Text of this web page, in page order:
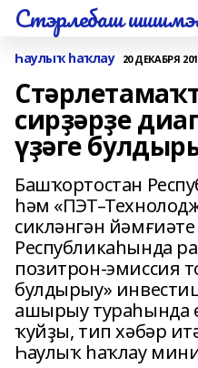
Стэрлебаш
Һаулыҡ һаҡлау 20 ДЕКАБРЯ
сирҙәрҙе
үҙәге
Башҡортостан
һәм
сикләнгән
Республикаһында
позитрон-эмиссия
булдырыу»
ашырыу тураһында
ҡуйҙы, тип хәбәр
Һаулыҡ һаҡлау